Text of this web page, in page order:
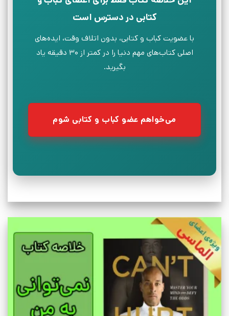
کتابی در دسترس است
با عضویت کباب و کتابی، بدون اتلاف وقت، ایده‌های
اصلی کتاب‌های مهم دنیا را در کمتر از ۳۰ دقیقه یاد
بگیرید.
می‌خواهم عضو کباب و کتابی شوم